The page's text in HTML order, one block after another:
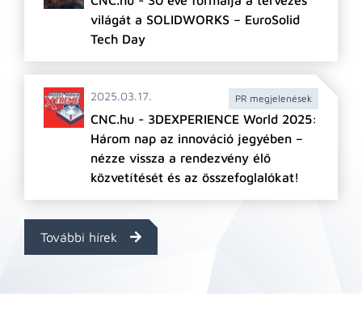
világát a SOLIDWORKS – EuroSolid
Tech Day
2025.03.17. PR megjelenések
CNC.hu - 3DEXPERIENCE World 2025:
Három nap az innováció jegyében –
nézze vissza a rendezvény élő
közvetítését és az összefoglalókat!
További hírek